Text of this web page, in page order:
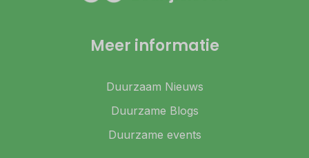
Meer informatie
Duurzaam Nieuws
Duurzame Blogs
Duurzame events